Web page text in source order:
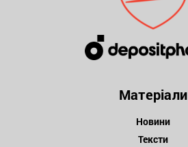
Матеріали
Новини
Тексти